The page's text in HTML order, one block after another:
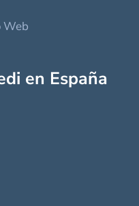
Web
en España